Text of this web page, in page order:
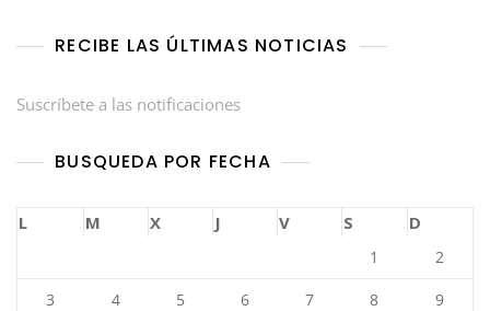
RECIBE LAS ÚLTIMAS NOTICIAS
Suscríbete a las notificaciones
BUSQUEDA POR FECHA
L M X J V S D
1 2
3 4 5 6 7 8 9